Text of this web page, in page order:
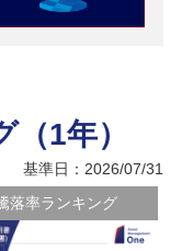
1年）
基準日：2026/07/31
落率ランキング